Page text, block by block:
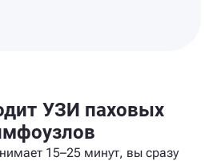
УЗИ паховых
15–25 минут, вы сразу